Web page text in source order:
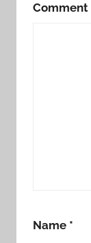
Comment
Name *